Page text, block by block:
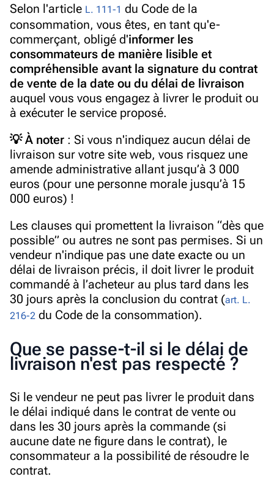
Selon l'article L. 111-1 du Code de la
consommation, vous êtes, en tant qu'e-
commerçant, obligé d'informer les
consommateurs de manière lisible et
compréhensible avant la signature du contrat
de vente de la date ou du délai de livraison
auquel vous vous engagez à livrer le produit ou
à exécuter le service proposé.
💡 À noter : Si vous n'indiquez aucun délai de
livraison sur votre site web, vous risquez une
amende administrative allant jusqu’à 3 000
euros (pour une personne morale jusqu’à 15
000 euros) !
Les clauses qui promettent la livraison “dès que
possible” ou autres ne sont pas permises. Si un
vendeur n'indique pas une date exacte ou un
délai de livraison précis, il doit livrer le produit
commandé à l’acheteur au plus tard dans les
30 jours après la conclusion du contrat (art. L.
216-2 du Code de la consommation).
Que se passe-t-il si le délai de
livraison n'est pas respecté ?
Si le vendeur ne peut pas livrer le produit dans
le délai indiqué dans le contrat de vente ou
dans les 30 jours après la commande (si
aucune date ne figure dans le contrat), le
consommateur a la possibilité de résoudre le
contrat.